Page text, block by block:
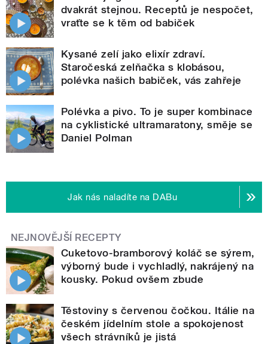
dvakrát stejnou. Receptů je nespočet,
vraťte se k těm od babiček
Kysané zelí jako elixír zdraví.
Staročeská zelňačka s klobásou,
polévka našich babiček, vás zahřeje
Polévka a pivo. To je super kombinace
na cyklistické ultramaratony, směje se
Daniel Polman
Jak nás naladíte na DABu
NEJNOVĚJŠÍ RECEPTY
Cuketovo-bramborový koláč se sýrem,
výborný bude i vychladlý, nakrájený na
kousky. Pokud ovšem zbude
Těstoviny s červenou čočkou. Itálie na
českém jídelním stole a spokojenost
všech strávníků je jistá